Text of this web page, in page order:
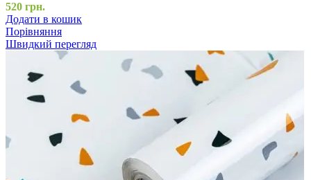
520 грн.
Додати в кошик
Порівняння
Швидкий перегляд